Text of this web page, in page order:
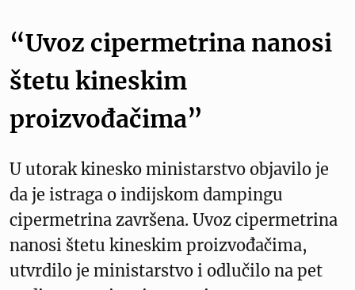
“Uvoz cipermetrina nanosi
štetu kineskim
proizvođačima”
U utorak kinesko ministarstvo objavilo je
da je istraga o indijskom dampingu
cipermetrina završena. Uvoz cipermetrina
nanosi štetu kineskim proizvođačima,
utvrdilo je ministarstvo i odlučilo na pet